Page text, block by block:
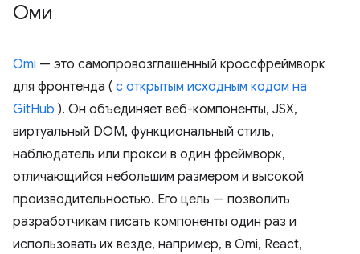
Оми
Omi — это самопровозглашенный кроссфреймворк
для фронтенда ( с открытым исходным кодом на
GitHub ). Он объединяет веб-компоненты, JSX,
виртуальный DOM, функциональный стиль,
наблюдатель или прокси в один фреймворк,
отличающийся небольшим размером и высокой
производительностью. Его цель — позволить
разработчикам писать компоненты один раз и
использовать их везде, например, в Omi, React,